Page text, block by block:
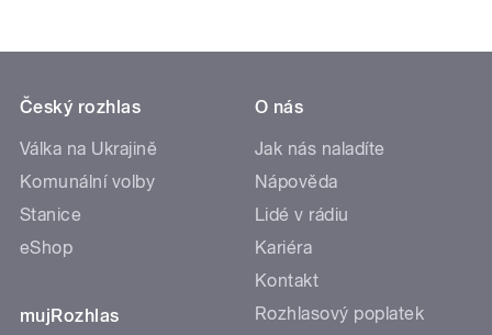
Český rozhlas
Válka na Ukrajině
Komunální volby
Stanice
eShop
mujRozhlas
O nás
Jak nás naladíte
Nápověda
Lidé v rádiu
Kariéra
Kontakt
Rozhlasový poplatek